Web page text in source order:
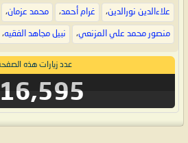
علاءالدين نورالدين، غرام أحمد، محمد عزمان،
منصور محمد علي المزنعي، نبيل مجاهد الفقيه،
عدد زيارات هذه